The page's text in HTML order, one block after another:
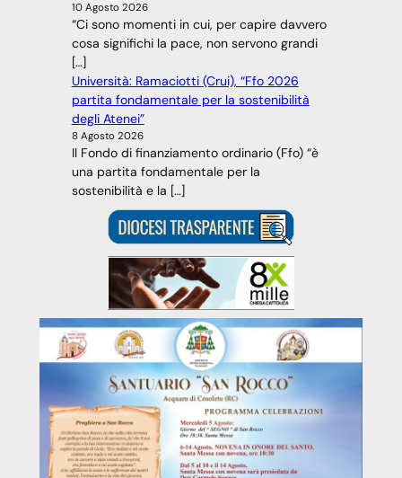
10 Agosto 2026
“Ci sono momenti in cui, per capire davvero
cosa significhi la pace, non servono grandi
[…]
Università: Ramaciotti (Crui), “Ffo 2026
partita fondamentale per la sostenibilità
degli Atenei”
8 Agosto 2026
Il Fondo di finanziamento ordinario (Ffo) “è
una partita fondamentale per la
sostenibilità e la […]